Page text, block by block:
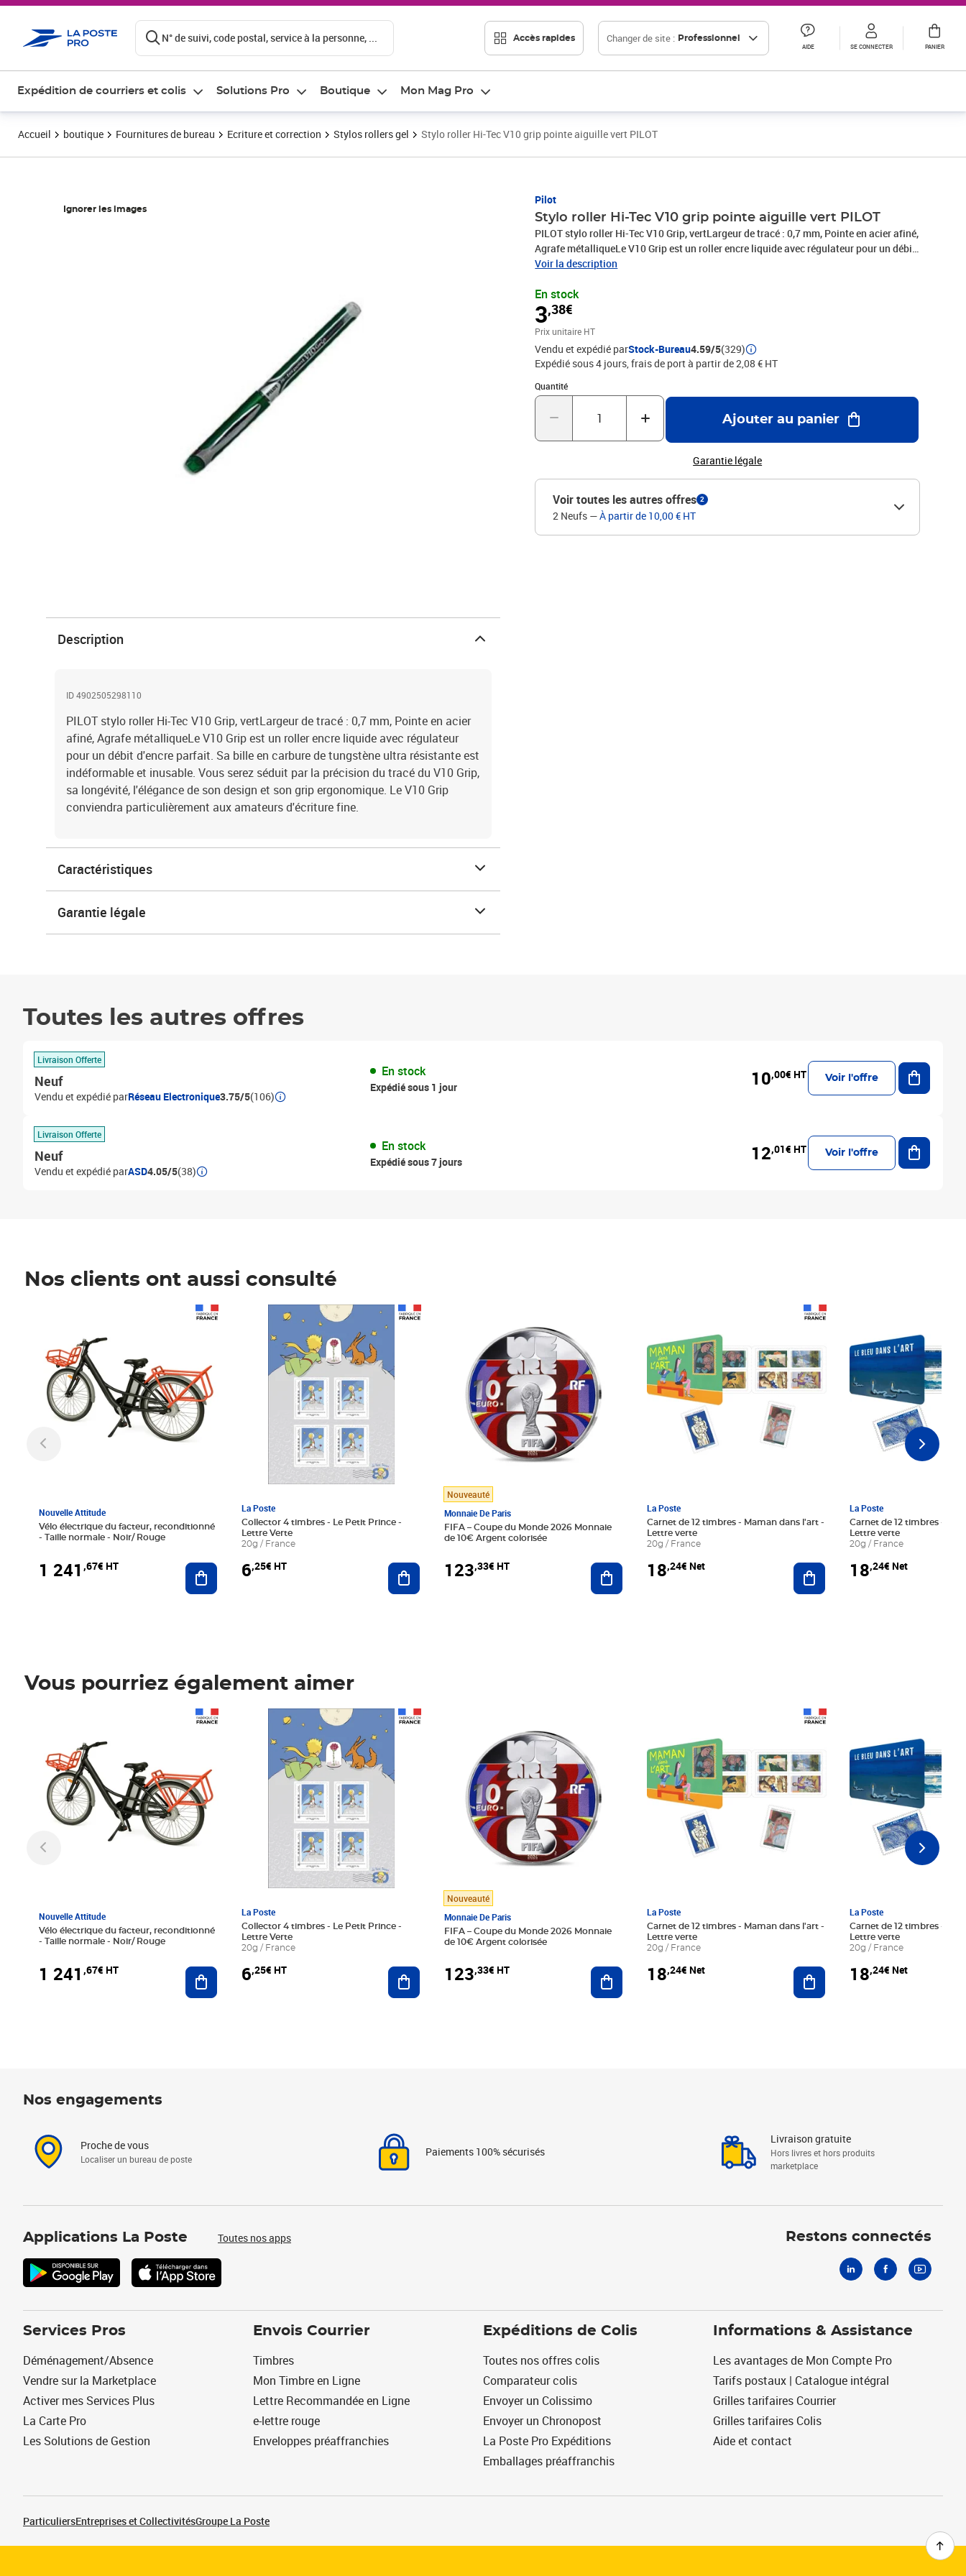
N° de suivi, code postal, service à la personne, ... Accès rapides Changer de site : Professionnel
AIDE SE CONNECTER PANIER
Expédition de courriers et colis Solutions Pro Boutique Mon Mag Pro
Accueil boutique Fournitures de bureau Ecriture et correction Stylos rollers gel Stylo roller Hi-Tec V10 grip pointe aiguille vert PILOT
Ignorer les images
Pilot
Stylo roller Hi-Tec V10 grip pointe aiguille vert PILOT
PILOT stylo roller Hi-Tec V10 Grip, vertLargeur de tracé : 0,7 mm, Pointe en acier afiné,
Agrafe métalliqueLe V10 Grip est un roller encre liquide avec régulateur pour un débit
d'encre parfait. Sa bille en carbure de tungstène ultra résistante est indéformable et
l'élégance de son design et son grip ergonomique. Le V10 Grip conviendra
particulièrement aux amateurs d'écriture fine.
Voir la description
En stock
3,38€
Prix 3,38€
Prix unitaire HT
Vendu et expédié parStock-Bureau4.59/5(329)
Expédié sous 4 jours, frais de port à partir de 2,08 € HT
Quantité
Quantité : 1
Ajouter au panier
Garantie légale
Voir toutes les autres offres 2
2 Neufs —À partir de 10,00 € HT
Description
ID 4902505298110
PILOT stylo roller Hi-Tec V10 Grip, vertLargeur de tracé : 0,7 mm, Pointe en acier
afiné, Agrafe métalliqueLe V10 Grip est un roller encre liquide avec régulateur
pour un débit d'encre parfait. Sa bille en carbure de tungstène ultra résistante est
indéformable et inusable. Vous serez séduit par la précision du tracé du V10 Grip,
sa longévité, l'élégance de son design et son grip ergonomique. Le V10 Grip
conviendra particulièrement aux amateurs d'écriture fine.
Caractéristiques
Garantie légale
Toutes les autres offres
Livraison Offerte
Neuf
Vendu et expédié parRéseau Electronique3.75/5(106)
En stock
Expédié sous 1 jour 10,00€ HT Voir l'offre
Ajouter
Livraison Offerte
Neuf
Vendu et expédié parASD4.05/5(38)
En stock
Expédié sous 7 jours 12,01€ HT Voir l'offre
Ajouter
Nos clients ont aussi consulté
Nouvelle Attitude
Vélo électrique du facteur, reconditionné
- Taille normale - Noir/ Rouge
1 241 ,67€ HT Ajouter au panier
La Poste
Collector 4 timbres - Le Petit Prince -
Lettre Verte
20g / France
6,25€ HT
Prix 6,25€ HT
Ajouter au panier
Nouveauté
Monnaie De Paris
FIFA – Coupe du Monde 2026 Monnaie
de 10€ Argent colorisée
123,33€ HT Ajouter au panier
La Poste
Carnet de 12 timbres - Maman dans l'art -
Lettre verte
20g / France
18,24€ Net Ajouter au panier
La Poste
Carnet de 12 timbres - Le
Lettre verte
20g / France
18,24€ Net
Vous pourriez également aimer
Nouvelle Attitude
Vélo électrique du facteur, reconditionné
- Taille normale - Noir/ Rouge
1 241 ,67€ HT Ajouter au panier
La Poste
Collector 4 timbres - Le Petit Prince -
Lettre Verte
20g / France
6,25€ HT
Prix 6,25€ HT
Ajouter au panier
Nouveauté
Monnaie De Paris
FIFA – Coupe du Monde 2026 Monnaie
de 10€ Argent colorisée
123,33€ HT Ajouter au panier
La Poste
Carnet de 12 timbres - Maman dans l'art -
Lettre verte
20g / France
18,24€ Net Ajouter au panier
La Poste
Carnet de 12 timbres - Le
Lettre verte
20g / France
18,24€ Net
Nos engagements
Proche de vous
Localiser un bureau de poste
Paiements 100% sécurisés
Livraison gratuite
Hors livres et hors produits
marketplace
Applications La Poste Toutes nos apps Restons connectés
Services Pros
Déménagement/Absence
Vendre sur la Marketplace
Activer mes Services Plus
La Carte Pro
Les Solutions de Gestion
Envois Courrier
Timbres
Mon Timbre en Ligne
Lettre Recommandée en Ligne
e-lettre rouge
Enveloppes préaffranchies
Expéditions de Colis
Toutes nos offres colis
Comparateur colis
Envoyer un Colissimo
Envoyer un Chronopost
La Poste Pro Expéditions
Emballages préaffranchis
Informations & Assistance
Les avantages de Mon Compte Pro
Tarifs postaux | Catalogue intégral
Grilles tarifaires Courrier
Grilles tarifaires Colis
Aide et contact
ParticuliersEntreprises et CollectivitésGroupe La Poste